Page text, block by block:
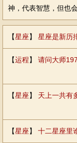
神，代表智慧，但也
【星座】 星座是新历
【运程】 请问大师
【星座】 天上一共有
【星座】 十二星座里